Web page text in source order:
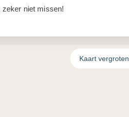
niet missen!
Kaart vergroten